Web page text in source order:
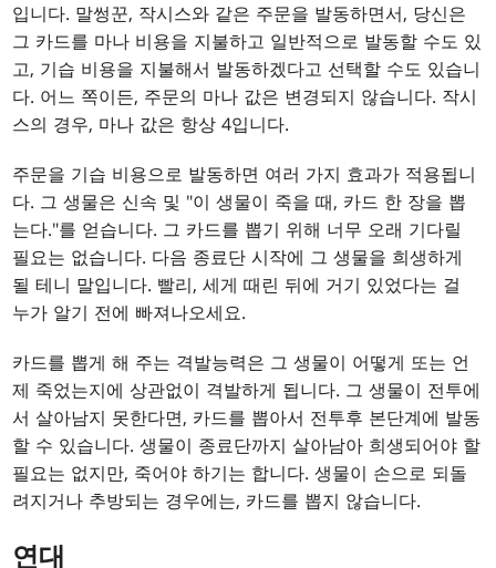
입니다. 말썽꾼, 작시스와 같은 주문을 발동하면서, 당신은
그 카드를 마나 비용을 지불하고 일반적으로 발동할 수도 있
고, 기습 비용을 지불해서 발동하겠다고 선택할 수도 있습니
다. 어느 쪽이든, 주문의 마나 값은 변경되지 않습니다. 작시
스의 경우, 마나 값은 항상 4입니다.
주문을 기습 비용으로 발동하면 여러 가지 효과가 적용됩니
다. 그 생물은 신속 및 "이 생물이 죽을 때, 카드 한 장을 뽑
는다."를 얻습니다. 그 카드를 뽑기 위해 너무 오래 기다릴
필요는 없습니다. 다음 종료단 시작에 그 생물을 희생하게
될 테니 말입니다. 빨리, 세게 때린 뒤에 거기 있었다는 걸
누가 알기 전에 빠져나오세요.
카드를 뽑게 해 주는 격발능력은 그 생물이 어떻게 또는 언
제 죽었는지에 상관없이 격발하게 됩니다. 그 생물이 전투에
서 살아남지 못한다면, 카드를 뽑아서 전투후 본단계에 발동
할 수 있습니다. 생물이 종료단까지 살아남아 희생되어야 할
필요는 없지만, 죽어야 하기는 합니다. 생물이 손으로 되돌
려지거나 추방되는 경우에는, 카드를 뽑지 않습니다.
연대